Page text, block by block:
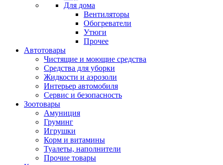
Для дома
Вентиляторы
Обогреватели
Утюги
Прочее
Автотовары
Чистящие и моющие средства
Средства для уборки
Жидкости и аэрозоли
Интерьер автомобиля
Сервис и безопасность
Зоотовары
Амуниция
Груминг
Игрушки
Корм и витамины
Туалеты, наполнители
Прочие товары